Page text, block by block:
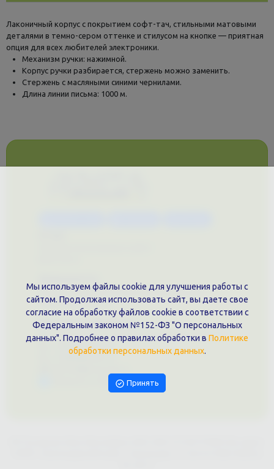
Лаконичный корпус с покрытием софт-тач, стильными матовыми
деталями в темно-сером оттенке и стилусом на кнопке — приятная
опция для всех любителей электроники.
Механизм ручки: нажимной.
Корпус ручки разбирается, стержень можно заменить.
Стержень с масляными синими чернилами.
Длина линии письма: 1000 м.
Политика обработки персональных данных
Публичная оферта
Контакты филиала
г. Краснодар, ул. Шоссе Нефтяников, 28, оф. 51
+7 (861)202-09-02
+7 (909)466-00-16
Написать в Telegram
Мы используем файлы cookie для улучшения работы с
сайтом. Продолжая использовать сайт, вы даете свое
согласие на обработку файлов cookie в соответствии с
Федеральным законом №152-ФЗ "О персональных
данных". Подробнее о правилах обработки в Политике
обработки персональных данных.
Принять